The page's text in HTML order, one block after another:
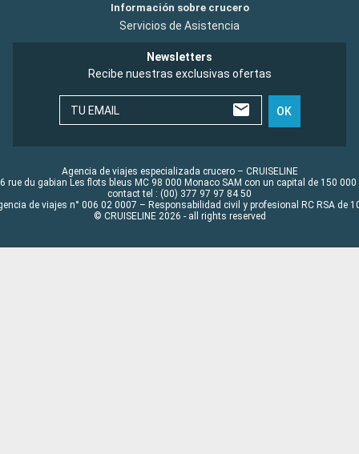
Información sobre crucero
Servicios de Asistencia
Newsletters
Recibe nuestras exclusivas ofertas
TU EMAIL OK
Agencia de viajes especializada crucero – CRUISELINE
rue du gabian Les flots bleus MC 98 000 Monaco SAM con un capital de 150 000
contact tel : (00) 377 97 97 84 50
de viajes n° 006 02 0007 – Responsabilidad civil y profesional RC RSA de
© CRUISELINE 2026 - all rights reserved